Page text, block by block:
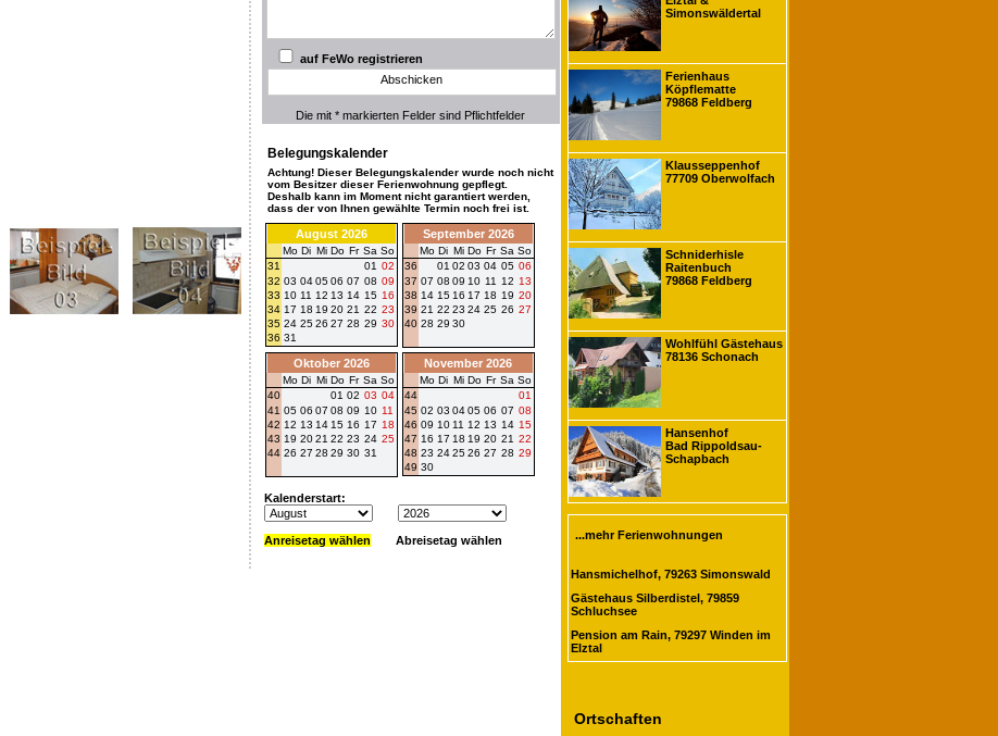
auf FeWo registrieren
Abschicken
Die mit * markierten Felder sind Pflichtfelder
Belegungskalender
Achtung! Dieser Belegungskalender wurde noch nicht
vom Besitzer dieser Ferienwohnung gepflegt.
Deshalb kann im Moment nicht garantiert werden,
dass der von Ihnen gewählte Termin noch frei ist.
August 2026
Mo Di Mi Do Fr Sa So
31
01 02
32 03 04 05 06 07 08 09
33 10 11 12 13 14 15 16
34 17 18 19 20 21 22 23
35 24 25 26 27 28 29 30
36 31
September 2026
Mo Di Mi Do Fr Sa So
36
01 02 03 04 05 06
37 07 08 09 10 11 12 13
38 14 15 16 17 18 19 20
39 21 22 23 24 25 26 27
40 28 29 30
Oktober 2026
Mo Di Mi Do Fr Sa So
40
01 02 03 04
41 05 06 07 08 09 10 11
42 12 13 14 15 16 17 18
43 19 20 21 22 23 24 25
44 26 27 28 29 30 31
November 2026
Mo Di Mi Do Fr Sa So
44
01
45 02 03 04 05 06 07 08
46 09 10 11 12 13 14 15
47 16 17 18 19 20 21 22
48 23 24 25 26 27 28 29
49 30
Kalenderstart:
Anreisetag wählen Abreisetag wählen
Simonswäldertal
Ferienhaus
Köpflematte
79868 Feldberg
Klausseppenhof
77709 Oberwolfach
Schniderhisle
Raitenbuch
79868 Feldberg
Wohlfühl Gästehaus
78136 Schonach
Hansenhof
Bad Rippoldsau-
Schapbach
...mehr Ferienwohnungen
Hansmichelhof, 79263 Simonswald
Gästehaus Silberdistel, 79859
Schluchsee
Pension am Rain, 79297 Winden im
Elztal
Ortschaften